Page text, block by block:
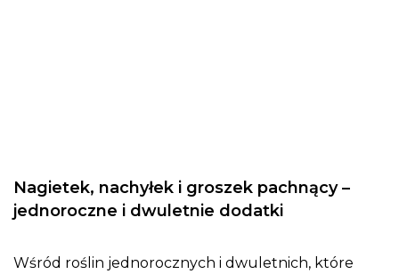
Nagietek, nachyłek i groszek pachnący –
jednoroczne i dwuletnie dodatki
Wśród roślin jednorocznych i dwuletnich, które